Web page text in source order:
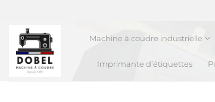
contenu
Machine à coudre industrielle
Imprimante d’étiquettes